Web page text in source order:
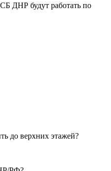
ДНР будут работать по
до верхних этажей?